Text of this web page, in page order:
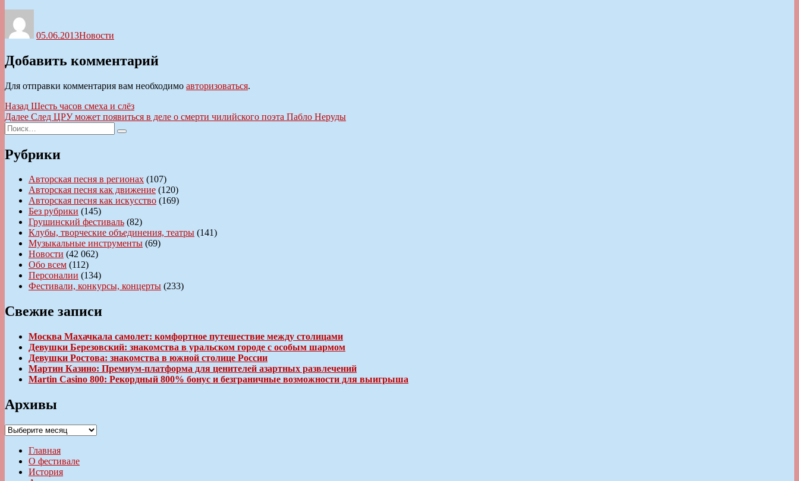
05.06.2013Новости
Добавить комментарий
Для отправки комментария вам необходимо авторизоваться.
Навигация
по
записям
Назад Предыдущая
запись:
Шесть часов смеха и слёз
Далее Следующая
След ЦРУ может появиться в деле о смерти чилийского поэта Пабло Неруды
Искать:
Поиск
Рубрики
Авторская песня в регионах (107)
Авторская песня как движение (120)
Авторская песня как искусство (169)
Без рубрики (145)
Грушинский фестиваль (82)
Клубы, творческие объединения, театры (141)
Музыкальные инструменты (69)
Новости (42 062)
Обо всем (112)
Персоналии (134)
Фестивали, конкурсы, концерты (233)
Свежие записи
Москва Махачкала самолет: комфортное путешествие между столицами
Девушки Березовский: знакомства в уральском городе с особым шармом
Девушки Ростова: знакомства в южной столице России
Мартин Казино: Премиум-платформа для ценителей азартных развлечений
Martin Casino 800: Рекордный 800% бонус и безграничные возможности для выигрыша
Архивы
Архивы
Главная
О фестивале
История